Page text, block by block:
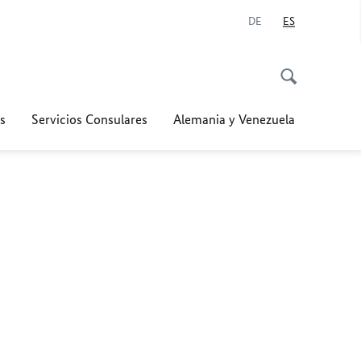
DE ES
Servicios Consulares Alemania y Venezuela